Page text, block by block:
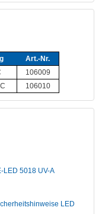
Art.-Nr.
106009
106010